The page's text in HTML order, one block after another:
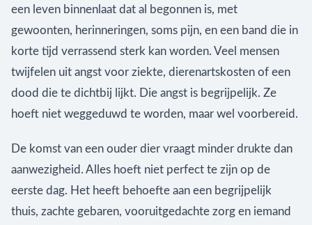
een leven binnenlaat dat al begonnen is, met
gewoonten, herinneringen, soms pijn, en een band die in
korte tijd verrassend sterk kan worden. Veel mensen
twijfelen uit angst voor ziekte, dierenartskosten of een
dood die te dichtbij lijkt. Die angst is begrijpelijk. Ze
hoeft niet weggeduwd te worden, maar wel voorbereid.
De komst van een ouder dier vraagt minder drukte dan
aanwezigheid. Alles hoeft niet perfect te zijn op de
eerste dag. Het heeft behoefte aan een begrijpelijk
thuis, zachte gebaren, vooruitgedachte zorg en iemand